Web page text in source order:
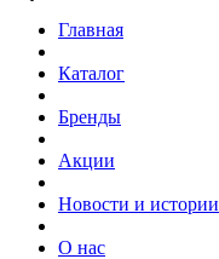
Главная
Каталог
Бренды
Акции
Новости и истории
О нас